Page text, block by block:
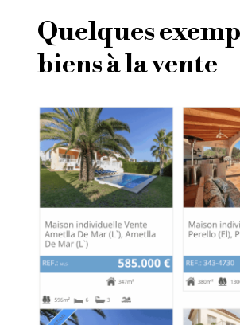
Quelques
biens à la vente